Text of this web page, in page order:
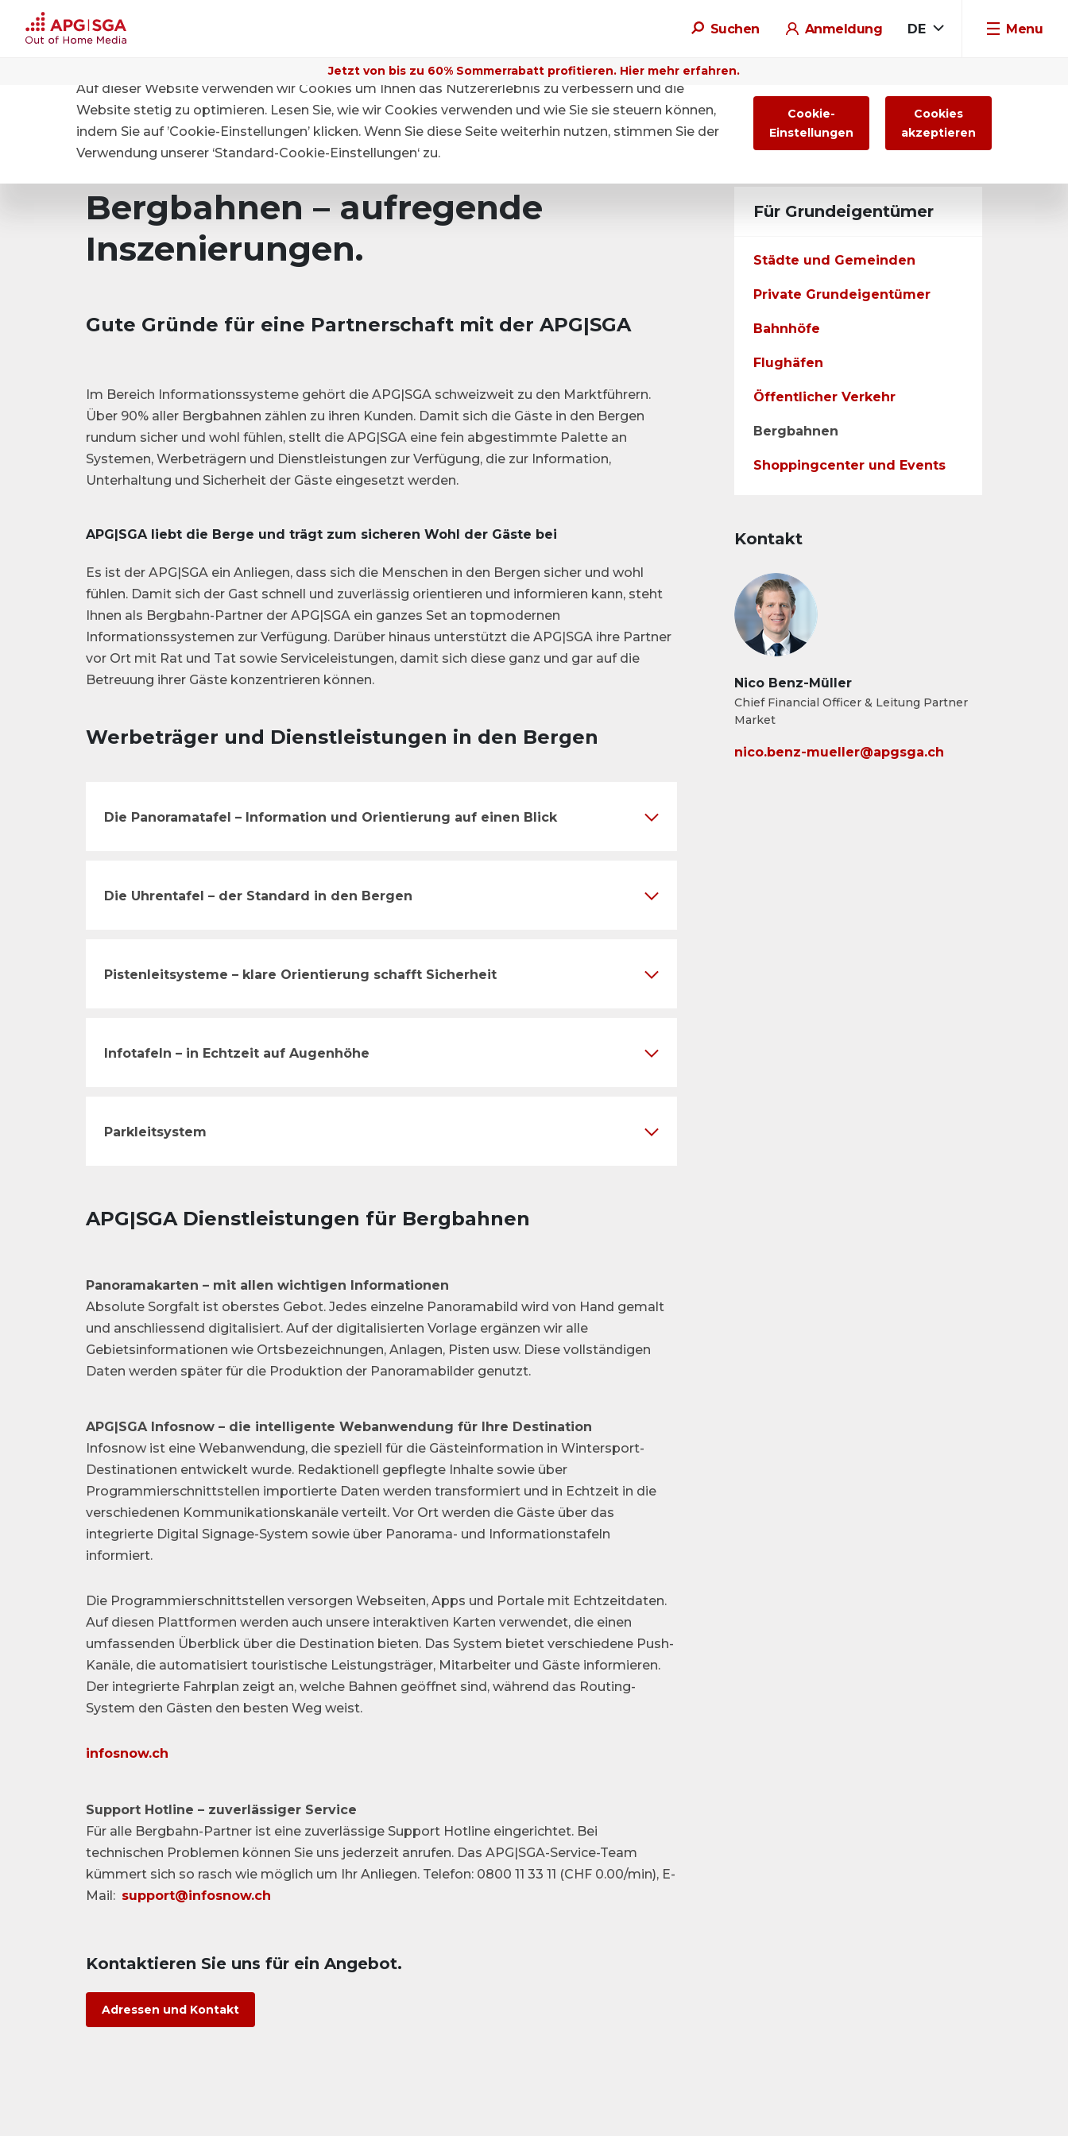
Suchen Anmeldung DE Menu
Jetzt von bis zu 60% Sommerrabatt profitieren. Hier mehr erfahren.
Für Grundeigentümer Bergbahnen
Bergbahnen – aufregende
Inszenierungen.
Gute Gründe für eine Partnerschaft mit der APG|SGA
Im Bereich Informationssysteme gehört die APG|SGA schweizweit zu den Marktführern.
Über 90% aller Bergbahnen zählen zu ihren Kunden. Damit sich die Gäste in den Bergen
rundum sicher und wohl fühlen, stellt die APG|SGA eine fein abgestimmte Palette an
Systemen, Werbeträgern und Dienstleistungen zur Verfügung, die zur Information,
Unterhaltung und Sicherheit der Gäste eingesetzt werden.
APG|SGA liebt die Berge und trägt zum sicheren Wohl der Gäste bei
Es ist der APG|SGA ein Anliegen, dass sich die Menschen in den Bergen sicher und wohl
fühlen. Damit sich der Gast schnell und zuverlässig orientieren und informieren kann, steht
Ihnen als Bergbahn-Partner der APG|SGA ein ganzes Set an topmodernen
Informationssystemen zur Verfügung. Darüber hinaus unterstützt die APG|SGA ihre Partner
vor Ort mit Rat und Tat sowie Serviceleistungen, damit sich diese ganz und gar auf die
Betreuung ihrer Gäste konzentrieren können.
Werbeträger und Dienstleistungen in den Bergen
Die Panoramatafel – Information und Orientierung auf einen Blick
Die Uhrentafel – der Standard in den Bergen
Pistenleitsysteme – klare Orientierung schafft Sicherheit
Infotafeln – in Echtzeit auf Augenhöhe
Parkleitsystem
APG|SGA Dienstleistungen für Bergbahnen
Panoramakarten – mit allen wichtigen Informationen
Absolute Sorgfalt ist oberstes Gebot. Jedes einzelne Panoramabild wird von Hand gemalt
und anschliessend digitalisiert. Auf der digitalisierten Vorlage ergänzen wir alle
Gebietsinformationen wie Ortsbezeichnungen, Anlagen, Pisten usw. Diese vollständigen
Daten werden später für die Produktion der Panoramabilder genutzt.
APG|SGA Infosnow – die intelligente Webanwendung für Ihre Destination
Infosnow ist eine Webanwendung, die speziell für die Gästeinformation in Wintersport-
Destinationen entwickelt wurde. Redaktionell gepflegte Inhalte sowie über
Programmierschnittstellen importierte Daten werden transformiert und in Echtzeit in die
verschiedenen Kommunikationskanäle verteilt. Vor Ort werden die Gäste über das
integrierte Digital Signage-System sowie über Panorama- und Informationstafeln
informiert.
Die Programmierschnittstellen versorgen Webseiten, Apps und Portale mit Echtzeitdaten.
Auf diesen Plattformen werden auch unsere interaktiven Karten verwendet, die einen
umfassenden Überblick über die Destination bieten. Das System bietet verschiedene Push-
Kanäle, die automatisiert touristische Leistungsträger, Mitarbeiter und Gäste informieren.
Der integrierte Fahrplan zeigt an, welche Bahnen geöffnet sind, während das Routing-
System den Gästen den besten Weg weist.
infosnow.ch
Support Hotline – zuverlässiger Service
Für alle Bergbahn-Partner ist eine zuverlässige Support Hotline eingerichtet. Bei
technischen Problemen können Sie uns jederzeit anrufen. Das APG|SGA-Service-Team
kümmert sich so rasch wie möglich um Ihr Anliegen. Telefon: 0800 11 33 11 (CHF 0.00/min), E-
Mail: support@infosnow.ch
Kontaktieren Sie uns für ein Angebot.
Adressen und Kontakt
Für Grundeigentümer
Städte und Gemeinden
Private Grundeigentümer
Bahnhöfe
Flughäfen
Öffentlicher Verkehr
Bergbahnen
Shoppingcenter und Events
Kontakt
Nico Benz-Müller
Chief Financial Officer & Leitung Partner
Market
nico.benz-mueller@apgsga.ch
Auf dieser Website verwenden wir Cookies um Ihnen das Nutzererlebnis zu verbessern und die
Website stetig zu optimieren. Lesen Sie, wie wir Cookies verwenden und wie Sie sie steuern können,
indem Sie auf ’Cookie-Einstellungen’ klicken. Wenn Sie diese Seite weiterhin nutzen, stimmen Sie der
Verwendung unserer ‘Standard-Cookie-Einstellungen‘ zu.
Cookie-
Einstellungen
Cookies
akzeptieren